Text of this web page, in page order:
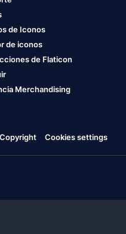
de Iconos
de iconos
de Flaticon
Merchandising
Cookies settings